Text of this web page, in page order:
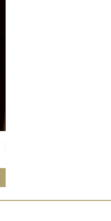
Susan Wong：靠近你（25週
Price
NT$700.00